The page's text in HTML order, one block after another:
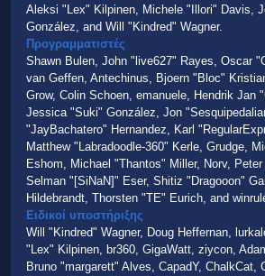
Aleksi "Lex" Kilpinen, Michele "Illori" Davis,
González, and Will "Kindred" Wagner.
Προγραμματιστές
Shawn Bulen, John "live627" Rayes, Oscar
van Geffen, Antechinus, Bjoern "Bloc"
Grow, Colin Schoen, emanuele, Hendrik Jan
Jessica "Suki" González, Jon
"JayBachatero" Hernandez, Karl
Matthew "Labradoodle-360" Kerle, Grudge,
Eshom, Michael "Thantos" Miller, Norv,
Selman "[SiNaN]" Eser, Shitiz "Dragooon"
Hildebrandt, Thorsten "TE" Eurich, and
Ειδικοί υποστήριξης
Will "Kindred" Wagner, Doug Heffernan,
"Lex" Kilpinen, br360, GigaWatt, ziycon,
Bruno "margarett" Alves, CapadY, ChalkCat,